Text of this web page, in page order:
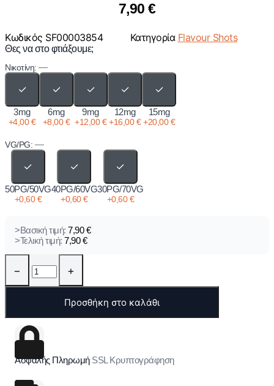
7,90 €
Κωδικός SF00003854 Κατηγορία Flavour Shots
Θες να στο φτιάξουμε;
Νικοτίνη: —
✓
3mg
+4,00€
✓
6mg
+8,00€
✓
9mg
+12,00€
✓
12mg
+16,00€
✓
15mg
+20,00€
VG/PG: —
✓
50PG/50VG
+0,60€
✓
40PG/60VG
+0,60€
✓
30PG/70VG
+0,60€
>Βασική τιμή: 7,90€
>Τελική τιμή: 7,90€
− +
Προσθήκη στο καλάθι
Ασφαλής Πληρωμή SSL Κρυπτογράφηση